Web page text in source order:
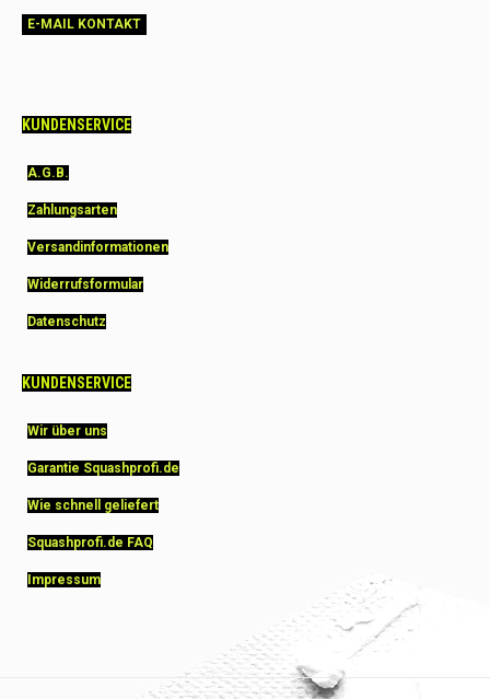
E-MAIL KONTAKT
KUNDENSERVICE
A.G.B.
Zahlungsarten
Versandinformationen
Widerrufsformular
Datenschutz
KUNDENSERVICE
Wir über uns
Garantie Squashprofi.de
Wie schnell geliefert
Squashprofi.de FAQ
Impressum